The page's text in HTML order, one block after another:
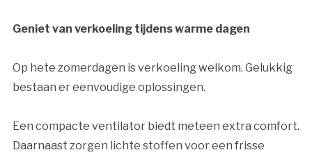
Geniet van verkoeling tijdens warme dagen
Op hete zomerdagen is verkoeling welkom. Gelukkig
bestaan er eenvoudige oplossingen.
Een compacte ventilator biedt meteen extra comfort.
Daarnaast zorgen lichte stoffen voor een frisse